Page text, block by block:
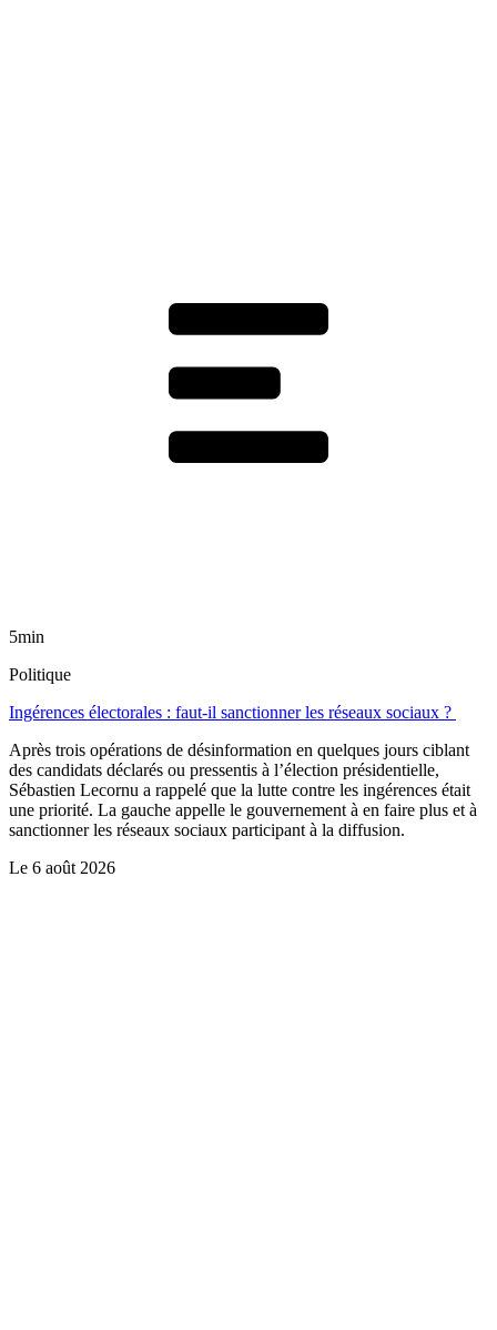
5min
Politique
Ingérences électorales : faut-il sanctionner les réseaux sociaux ?
Après trois opérations de désinformation en quelques jours ciblant
des candidats déclarés ou pressentis à l’élection présidentielle,
Sébastien Lecornu a rappelé que la lutte contre les ingérences était
une priorité. La gauche appelle le gouvernement à en faire plus et à
sanctionner les réseaux sociaux participant à la diffusion.
Le 6 août 2026